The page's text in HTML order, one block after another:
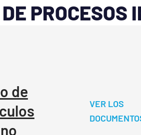
PROCESOS
de
VER LOS